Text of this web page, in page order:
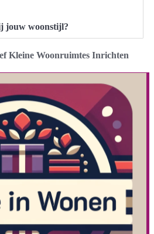
jouw woonstijl?
Kleine Woonruimtes Inrichten